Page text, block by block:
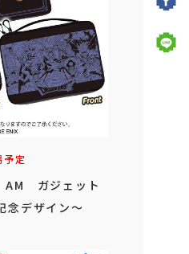
定
AM ガジェット
デザイン～